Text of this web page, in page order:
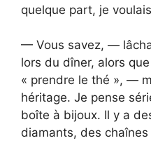
quelque part, je
— Vous savez, —
lors du dîner, alors
« prendre le thé », —
héritage. Je pense
boîte à bijoux. Il y a
diamants, des